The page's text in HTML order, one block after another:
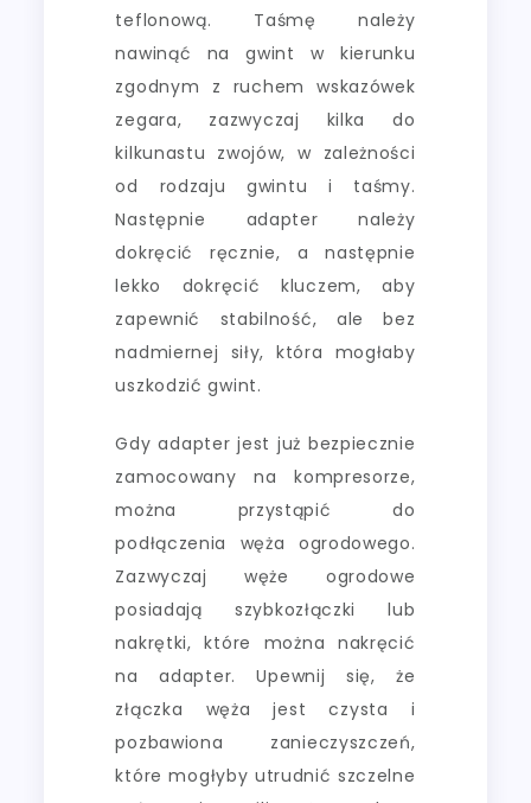
teflonową. Taśmę należy
nawinąć na gwint w kierunku
zgodnym z ruchem wskazówek
zegara, zazwyczaj kilka do
kilkunastu zwojów, w zależności
od rodzaju gwintu i taśmy.
Następnie adapter należy
dokręcić ręcznie, a następnie
lekko dokręcić kluczem, aby
zapewnić stabilność, ale bez
nadmiernej siły, która mogłaby
uszkodzić gwint.
Gdy adapter jest już bezpiecznie
zamocowany na kompresorze,
można przystąpić do
podłączenia węża ogrodowego.
Zazwyczaj węże ogrodowe
posiadają szybkozłączki lub
nakrętki, które można nakręcić
na adapter. Upewnij się, że
złączka węża jest czysta i
pozbawiona zanieczyszczeń,
które mogłyby utrudnić szczelne